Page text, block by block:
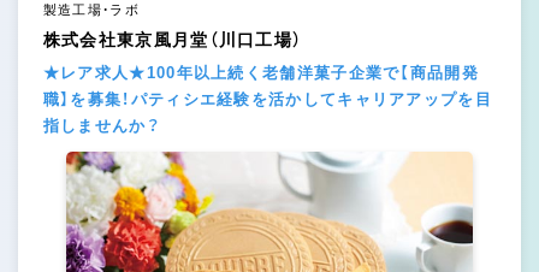
製造工場・ラボ
株式会社東京風月堂（川口工場）
★レア求人★100年以上続く老舗洋菓子企業で【商品開発
職】を募集！パティシエ経験を活かしてキャリアアップを目
指しませんか？